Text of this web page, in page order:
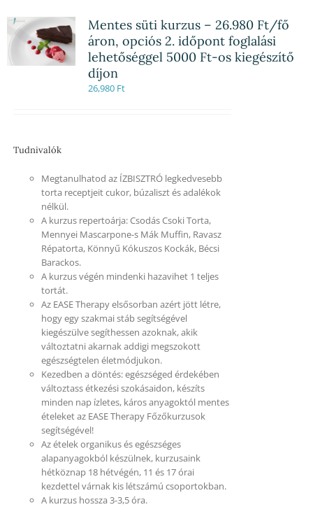
Mentes süti kurzus – 26.980 Ft/fő
áron, opciós 2. időpont foglalási
lehetőséggel 5000 Ft-os kiegészítő
díjon
26,980 Ft
Tudnivalók
Megtanulhatod az ÍZBISZTRÓ legkedvesebb
torta receptjeit cukor, búzaliszt és adalékok
nélkül.
A kurzus repertoárja: Csodás Csoki Torta,
Mennyei Mascarpone-s Mák Muffin, Ravasz
Répatorta, Könnyű Kókuszos Kockák, Bécsi
Barackos.
A kurzus végén mindenki hazavihet 1 teljes
tortát.
Az EASE Therapy elsősorban azért jött létre,
hogy egy szakmai stáb segítségével
kiegészülve segíthessen azoknak, akik
változtatni akarnak addigi megszokott
egészségtelen életmódjukon.
Kezedben a döntés: egészséged érdekében
változtass étkezési szokásaidon, készíts
minden nap ízletes, káros anyagoktól mentes
ételeket az EASE Therapy Főzőkurzusok
segítségével!
Az ételek organikus és egészséges
alapanyagokból készülnek, kurzusaink
hétköznap 18 hétvégén, 11 és 17 órai
kezdettel várnak kis létszámú csoportokban.
A kurzus hossza 3-3,5 óra.